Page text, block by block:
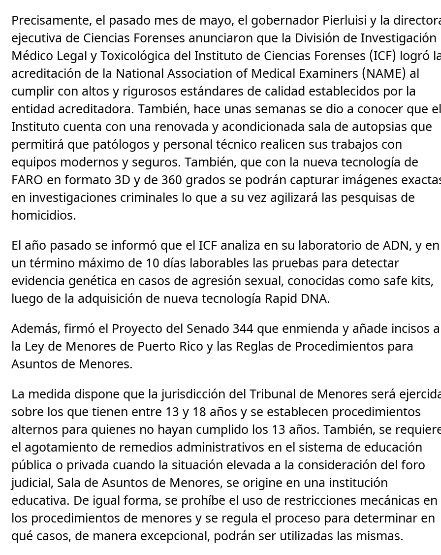
Precisamente, el pasado mes de mayo, el gobernador Pierluisi y la
ejecutiva de Ciencias Forenses anunciaron que la División de Investigación
Médico Legal y Toxicológica del Instituto de Ciencias Forenses (ICF) logró
acreditación de la National Association of Medical Examiners (NAME) al
cumplir con altos y rigurosos estándares de calidad establecidos por la
entidad acreditadora. También, hace unas semanas se dio a conocer que
Instituto cuenta con una renovada y acondicionada sala de autopsias que
permitirá que patólogos y personal técnico realicen sus trabajos con
equipos modernos y seguros. También, que con la nueva tecnología de
FARO en formato 3D y de 360 grados se podrán capturar imágenes
en investigaciones criminales lo que a su vez agilizará las pesquisas de
homicidios.
El año pasado se informó que el ICF analiza en su laboratorio de ADN, y en
un término máximo de 10 días laborables las pruebas para detectar
evidencia genética en casos de agresión sexual, conocidas como safe kits,
luego de la adquisición de nueva tecnología Rapid DNA.
Además, firmó el Proyecto del Senado 344 que enmienda y añade incisos a
la Ley de Menores de Puerto Rico y las Reglas de Procedimientos para
Asuntos de Menores.
La medida dispone que la jurisdicción del Tribunal de Menores será
sobre los que tienen entre 13 y 18 años y se establecen procedimientos
alternos para quienes no hayan cumplido los 13 años. También, se
el agotamiento de remedios administrativos en el sistema de educación
pública o privada cuando la situación elevada a la consideración del foro
judicial, Sala de Asuntos de Menores, se origine en una institución
educativa. De igual forma, se prohíbe el uso de restricciones mecánicas en
los procedimientos de menores y se regula el proceso para determinar en
qué casos, de manera excepcional, podrán ser utilizadas las mismas.